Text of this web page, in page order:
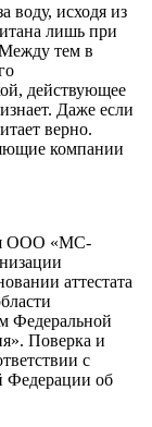
воду, исходя из
лишь при
тем в
действующее
Даже если
верно.
компании
ООО «МС-
аттестата
Федеральной
Поверка и
с
Федерации об